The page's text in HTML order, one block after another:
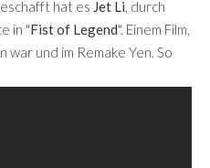
hat es Jet Li, durch
in "Fist of Legend". Einem Film,
war und im Remake Yen. So